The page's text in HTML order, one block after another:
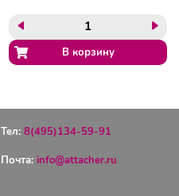
Тел: 8(495)134-59-91
Почта: info@attacher.ru